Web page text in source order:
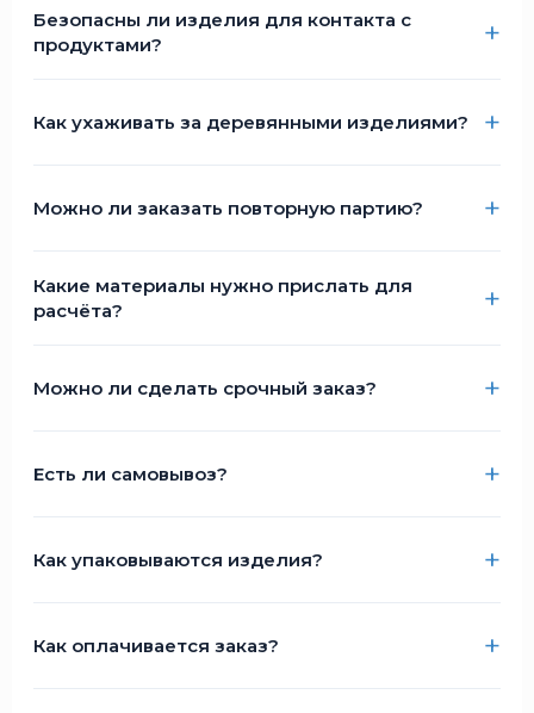
Безопасны ли изделия для контакта с
продуктами?
Как ухаживать за деревянными изделиями?
Можно ли заказать повторную партию?
Какие материалы нужно прислать для
расчёта?
Можно ли сделать срочный заказ?
Есть ли самовывоз?
Как упаковываются изделия?
Как оплачивается заказ?